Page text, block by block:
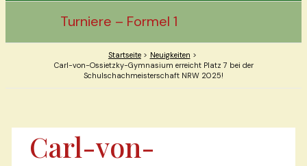
Turniere – Formel 1
Startseite
Neuigkeiten
Carl-von-Ossietzky-Gymnasium erreicht Platz 7 bei der
Schulschachmeisterschaft NRW 2025!
Carl-von-